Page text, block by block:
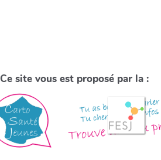
Ce site vous est proposé par la :